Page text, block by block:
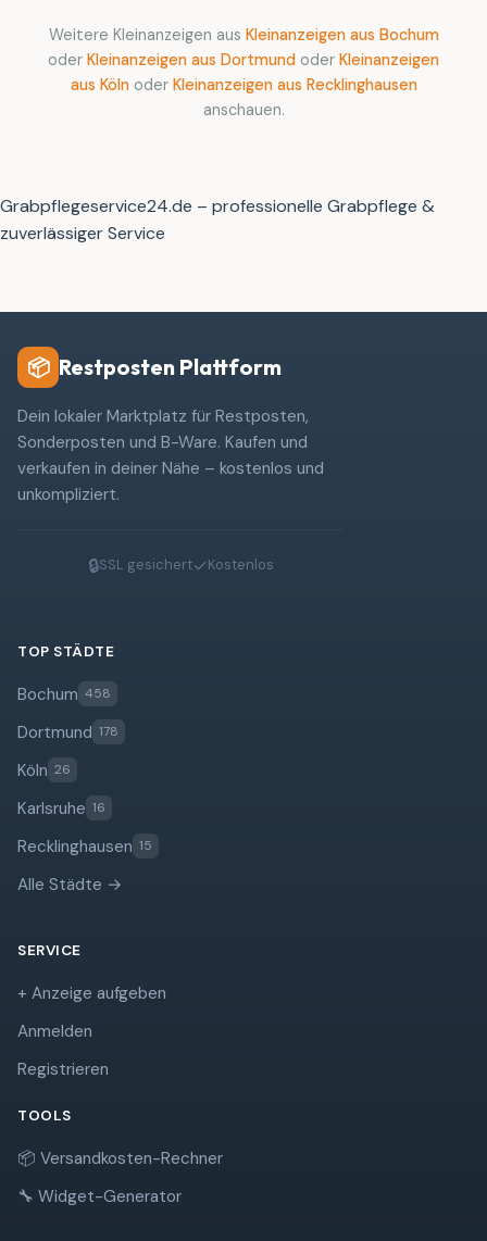
Weitere Kleinanzeigen aus Kleinanzeigen aus Bochum
oder Kleinanzeigen aus Dortmund oder Kleinanzeigen
aus Kölnoder Kleinanzeigen aus Recklinghausen
anschauen.
Grabpflegeservice24.de – professionelle Grabpflege &
zuverlässiger Service
📦 Restposten Plattform
Dein lokaler Marktplatz für Restposten,
Sonderposten und B-Ware. Kaufen und
verkaufen in deiner Nähe – kostenlos und
unkompliziert.
🔒SSL gesichert✓Kostenlos
TOP STÄDTE
Bochum 458
Dortmund 178
Köln 26
Karlsruhe 16
Recklinghausen 15
Alle Städte →
SERVICE
+ Anzeige aufgeben
Anmelden
Registrieren
TOOLS
📦 Versandkosten-Rechner
🔧 Widget-Generator